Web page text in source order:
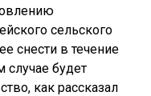
сельского
снести в течение
случае будет
как рассказал